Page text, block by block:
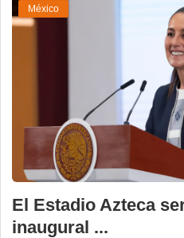
México
El Estadio Azteca
inaugural ...